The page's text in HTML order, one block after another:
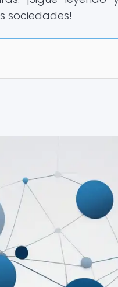
sociedades!